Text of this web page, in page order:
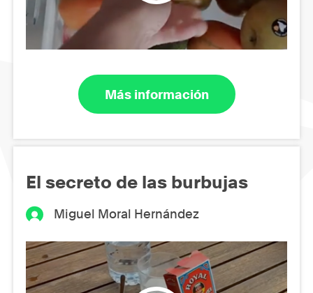
Más información
El secreto de las burbujas
Miguel Moral Hernández